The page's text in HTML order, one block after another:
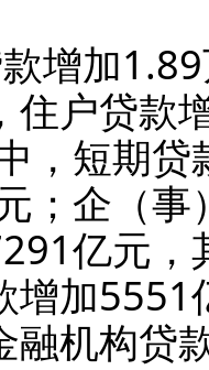
增加
住户贷款
，短期
；企（
亿元
增加
融机构贷